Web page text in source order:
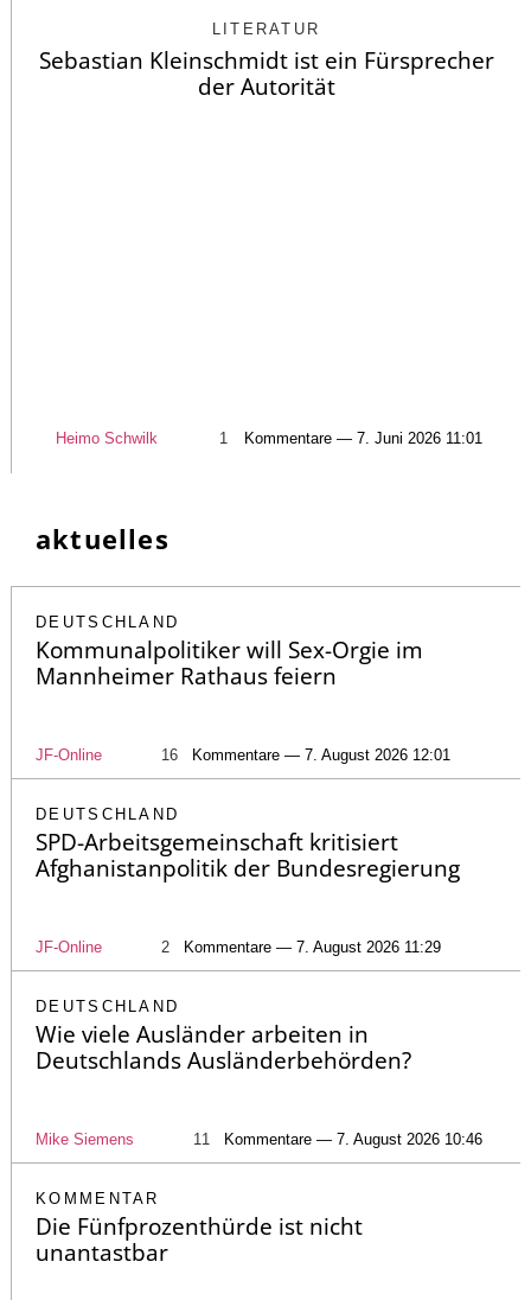
LITERATUR
Sebastian Kleinschmidt ist ein Fürsprecher
der Autorität
Heimo Schwilk 1 Kommentare — 7. Juni 2026 11:01
aktuelles
DEUTSCHLAND
Kommunalpolitiker will Sex-Orgie im
Mannheimer Rathaus feiern
JF-Online 16 Kommentare — 7. August 2026 12:01
DEUTSCHLAND
SPD-Arbeitsgemeinschaft kritisiert
Afghanistanpolitik der Bundesregierung
JF-Online 2 Kommentare — 7. August 2026 11:29
DEUTSCHLAND
Wie viele Ausländer arbeiten in
Deutschlands Ausländerbehörden?
Mike Siemens 11 Kommentare — 7. August 2026 10:46
KOMMENTAR
Die Fünfprozenthürde ist nicht
unantastbar